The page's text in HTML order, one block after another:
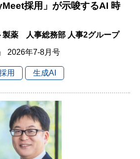
採用」が示唆するAI 時
薬 人事総務部 人事2グループ
2026年7-8月号
用 生成AI